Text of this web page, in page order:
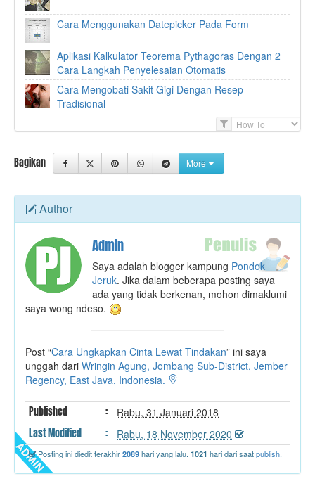
Cara Menggunakan Datepicker Pada Form
Aplikasi Kalkulator Teorema Pythagoras Dengan 2
Cara Langkah Penyelesaian Otomatis
Cara Mengobati Sakit Gigi Dengan Resep
Tradisional
r
Bagikan More
Author
Admin
Saya adalah blogger kampung Pondok
Jeruk. Jika dalam beberapa posting saya
ada yang tidak berkenan, mohon dimaklumi
saya wong ndeso.
Post “Cara Ungkapkan Cinta Lewat Tindakan” ini saya
unggah dari Wringin Agung, Jombang Sub-District, Jember
Regency, East Java, Indonesia.
Published : Rabu, 31 Januari 2018
Last Modified : Rabu, 18 November 2020
Posting ini diedit terakhir 2089 hari yang lalu. 1021 hari dari saatpublish.